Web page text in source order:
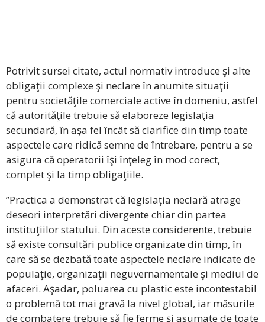
Potrivit sursei citate, actul normativ introduce şi alte
obligaţii complexe şi neclare în anumite situaţii
pentru societăţile comerciale active în domeniu, astfel
că autorităţile trebuie să elaboreze legislaţia
secundară, în aşa fel încât să clarifice din timp toate
aspectele care ridică semne de întrebare, pentru a se
asigura că operatorii îşi înţeleg în mod corect,
complet şi la timp obligaţiile.
”Practica a demonstrat că legislaţia neclară atrage
deseori interpretări divergente chiar din partea
instituţiilor statului. Din aceste considerente, trebuie
să existe consultări publice organizate din timp, în
care să se dezbată toate aspectele neclare indicate de
populaţie, organizaţii neguvernamentale şi mediul de
afaceri. Aşadar, poluarea cu plastic este incontestabil
o problemă tot mai gravă la nivel global, iar măsurile
de combatere trebuie să fie ferme şi asumate de toate